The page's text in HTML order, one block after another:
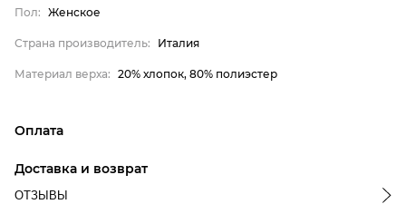
Материал верха
Пол: Женское
Страна производитель: Италия
Материал верха: 20% хлопок, 80% полиэстер
Оплата
магазина
Доставка и возврат
ОТЗЫВЫ